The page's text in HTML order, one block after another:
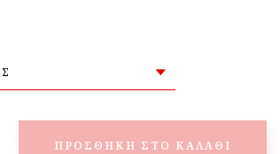
ΠΡΟΣΘΉΚΗ ΣΤΟ ΚΑΛΆΘΙ